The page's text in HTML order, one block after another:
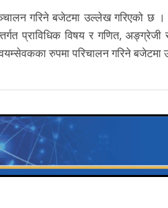
गरिने बजेटमा उल्लेख गरिएको छ
प्राविधिक विषय र गणित, अङ्ग्रेजी
स्वयम्सेवकका रुपमा परिचालन गरिने